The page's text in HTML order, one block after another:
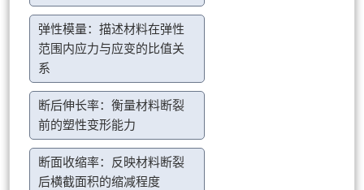
弹性模量：描述材料在弹性
范围内应力与应变的比值关
系
断后伸长率：衡量材料断裂
前的塑性变形能力
断面收缩率：反映材料断裂
后横截面积的缩减程度